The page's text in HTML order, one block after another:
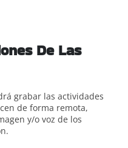
De Las
grabar las actividades
de forma remota,
y/o voz de los